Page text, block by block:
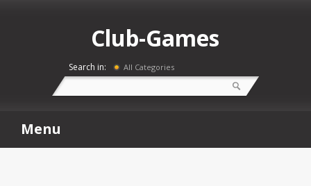
Club-Games
Search in: All Categories
Menu